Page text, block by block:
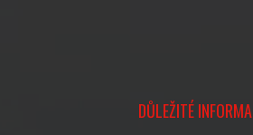
DŮLEŽITÉ